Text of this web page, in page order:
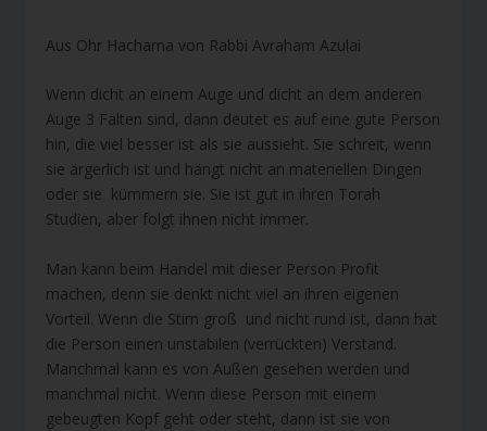
Aus Ohr Hachama von Rabbi Avraham Azulai
Wenn dicht an einem Auge und dicht an dem anderen
Auge 3 Falten sind, dann deutet es auf eine gute Person
hin, die viel besser ist als sie aussieht. Sie schreit, wenn
sie ärgerlich ist und hängt nicht an materiellen Dingen
oder sie kümmern sie. Sie ist gut in ihren Torah
Studien, aber folgt ihnen nicht immer.
Man kann beim Handel mit dieser Person Profit
machen, denn sie denkt nicht viel an ihren eigenen
Vorteil. Wenn die Stirn groß und nicht rund ist, dann hat
die Person einen unstabilen (verrückten) Verstand.
Manchmal kann es von Außen gesehen werden und
manchmal nicht. Wenn diese Person mit einem
gebeugten Kopf geht oder steht, dann ist sie von